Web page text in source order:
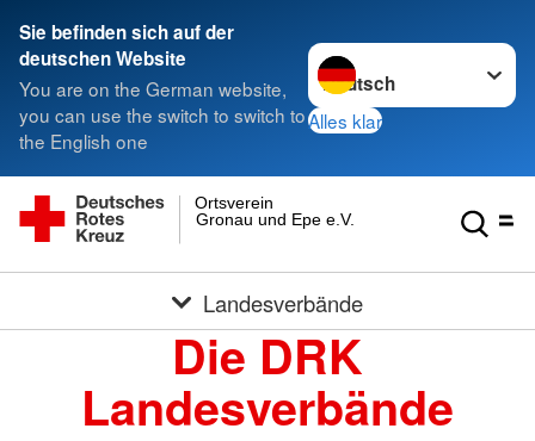
Sie befinden sich auf der
deutschen Website
You are on the German website,
you can use the switch to switch to
the English one
Sprache wechseln zu
Alles klar
Gronau und Epe e.V.
Ortsverein
Landesverbände
Die DRK
Landesverbände